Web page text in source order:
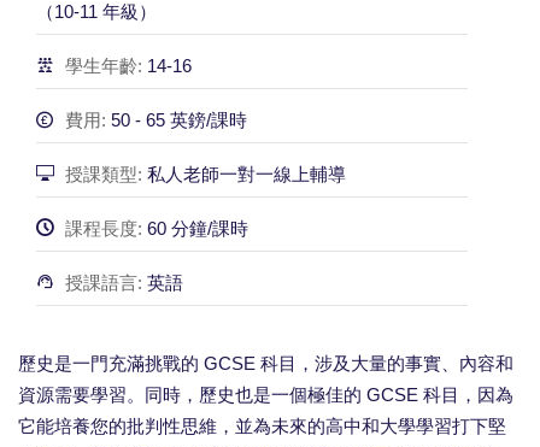
（10-11 年級）
學生年齡: 14-16
費用: 50 - 65 英鎊/課時
授課類型: 私人老師一對一線上輔導
課程長度: 60 分鐘/課時
授課語言: 英語
歷史是一門充滿挑戰的 GCSE 科目，涉及大量的事實、內容和
資源需要學習。同時，歷史也是一個極佳的 GCSE 科目，因為
它能培養您的批判性思維，並為未來的高中和大學學習打下堅